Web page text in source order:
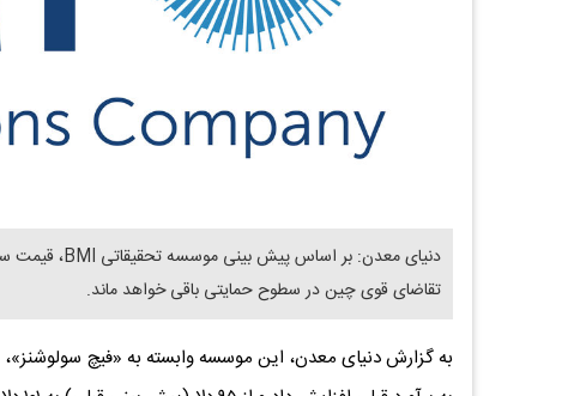
تقاضای قوی چین در سطوح حمایتی باقی خواهد ماند.